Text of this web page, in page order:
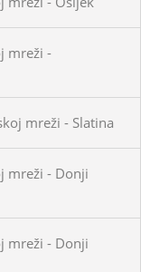
mreži -
mreži - Slatina
mreži - Donji
mreži - Donji